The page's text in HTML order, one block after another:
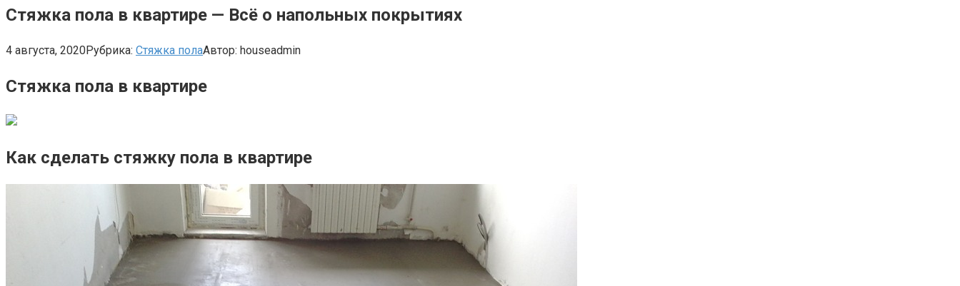
Стяжка пола в квартире — Всё о напольных покрытиях
4 августа, 2020Рубрика: Стяжка полаАвтор: houseadmin
Стяжка пола в квартире
Как сделать стяжку пола в квартире